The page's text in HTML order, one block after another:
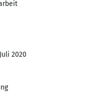
2020